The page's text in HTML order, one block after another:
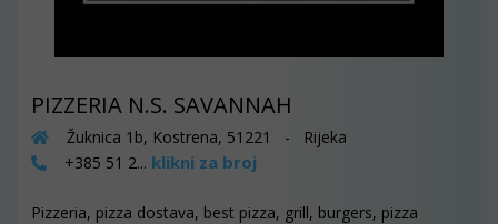
PIZZERIA N.S. SAVANNAH
Žuknica 1b, Kostrena, 51221 - Rijeka
+385 51 2... klikni za broj
Pizzeria, pizza dostava, best pizza, grill, burgers, pizza